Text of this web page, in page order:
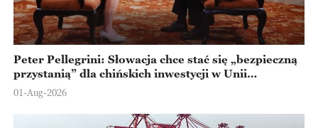
Peter Pellegrini: Słowacja chce stać się „bezpieczną
przystanią” dla chińskich inwestycji w Unii
Europejskiej
01-Aug-2026